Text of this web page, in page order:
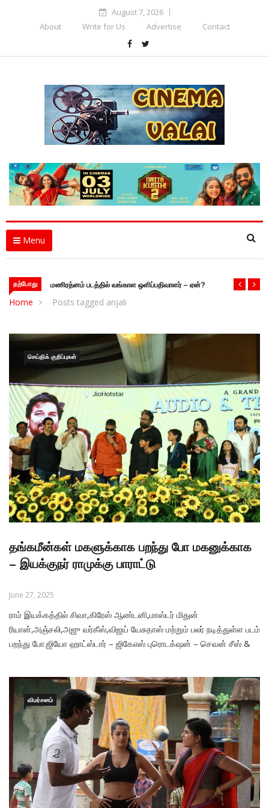
August 7, 2026
About
Write for Us Advertise Contact
Menu
தற்போது மணிரத்னம் படத்தில் வங்காள ஒளிப்பதிவாளர் – ஏன்?
Home Posts tagged anjali
செய்திக் குறிப்புகள்
தங்கமீன்கள் மகளுக்காக பறந்து போ மகனுக்காக
– இயக்குநர் ராமுக்கு பாராட்டு
June 27, 2025
ராம் இயக்கத்தில் சிவா,கிரேஸ் ஆண்டனி,மாஸ்டர் மிதுன்
ரியான்,அஞ்சலி,அஜு வர்கீஸ்,விஜய் யேசுதாஸ் மற்றும் பலர் நடித்துள்ள படம்
பறந்து போ.ஜியோ ஹாட்ஸ்டார் – ஜிகேஎஸ் புரொடக்‌ஷன் – செவன் சீஸ் &
விமர்சனம்